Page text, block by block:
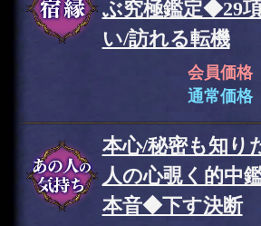
ぶ究極鑑定◆29
い/訪れる転機
会員価格
通常価格
本心/秘密も知り
人の心覗く的中
本音◆下す決断